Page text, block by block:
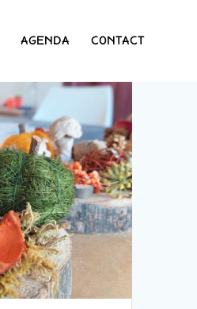
AGENDA CONTACT